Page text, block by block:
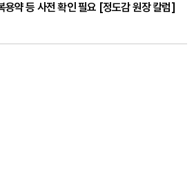
용약 등 사전 확인 필요 [정도감 원장 칼럼]